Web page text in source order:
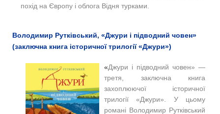
похід на Європу і облога Відня турками.
Володимир Рутківський, «Джури і підводний човен»
(заключна книга історичної трилогії «Джури»)
«Джури і підводний човен» —
третя, заключна книга
захоплюючої історичної
трилогії «Джури». У цьому
романі Володимир Рутківський